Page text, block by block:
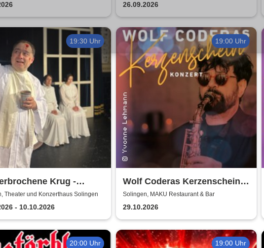
26.09.2026
19:30 Uhr
Krug -
Brunsbüttel
Theater und Konzerthaus Solingen
- 10.10.2026
19:00 Uhr
Wolf Coderas Kerzenschein
Konzert
Solingen, MAKU Restaurant & Bar
29.10.2026
20:00 Uhr 19:00 Uhr